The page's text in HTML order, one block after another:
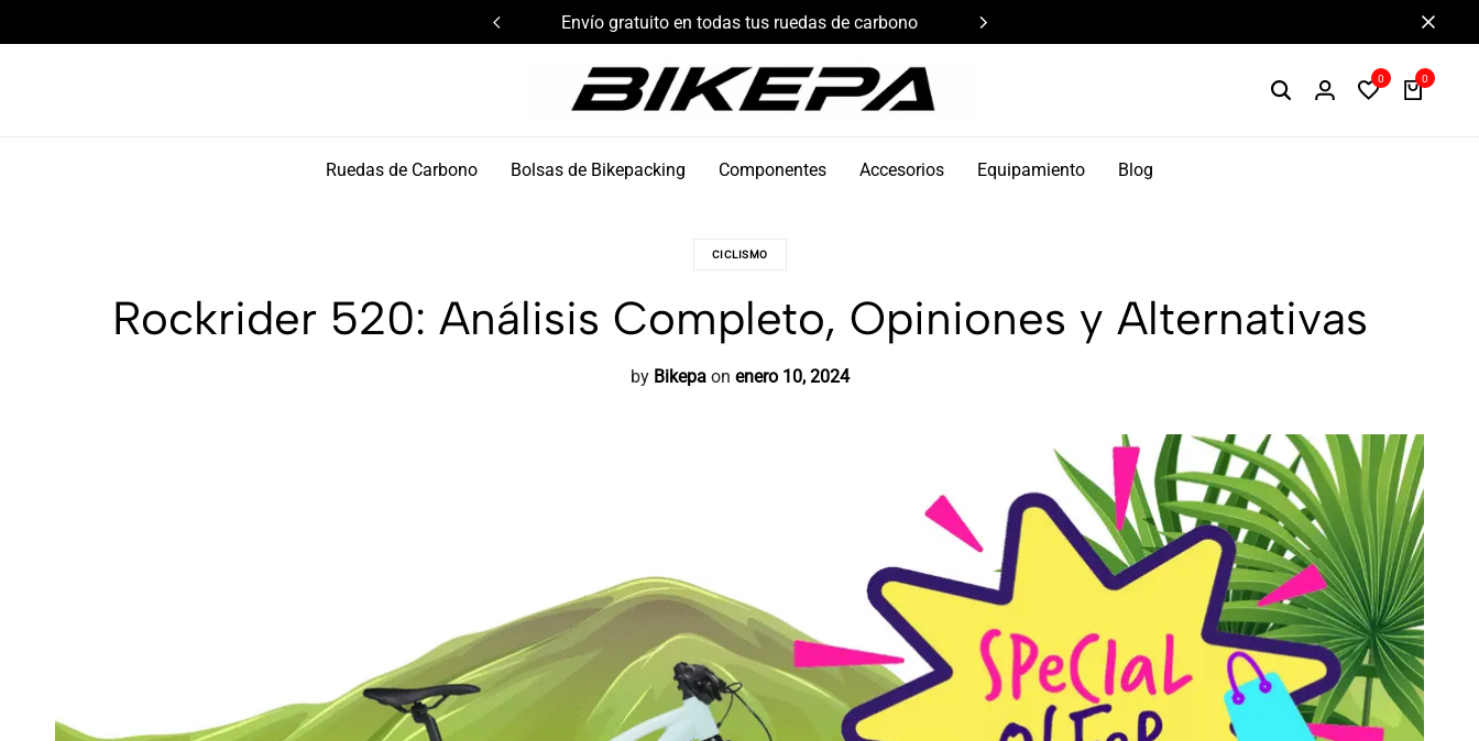
Envío gratuito en todas tus ruedas de carbono Componentes de alto rendimiento y bikepacking
0 0
Ruedas de Carbono Bolsas de Bikepacking Componentes Accesorios Equipamiento Blog
CICLISMO
Rockrider 520: Análisis Completo, Opiniones y Alternativas
by Bikepa on enero 10, 2024